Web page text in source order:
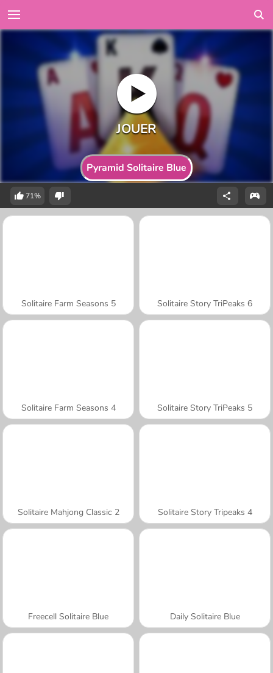
Pyramid Solitaire Blue
71%
Solitaire Farm Seasons 5 Solitaire Story TriPeaks 6
Solitaire Farm Seasons 4 Solitaire Story TriPeaks 5
Solitaire Mahjong Classic 2 Solitaire Story Tripeaks 4
Freecell Solitaire Blue Daily Solitaire Blue